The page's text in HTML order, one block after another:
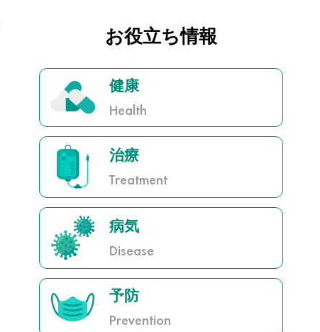
お役立ち情報
健康
Health
治療
Treatment
病気
Disease
予防
Prevention